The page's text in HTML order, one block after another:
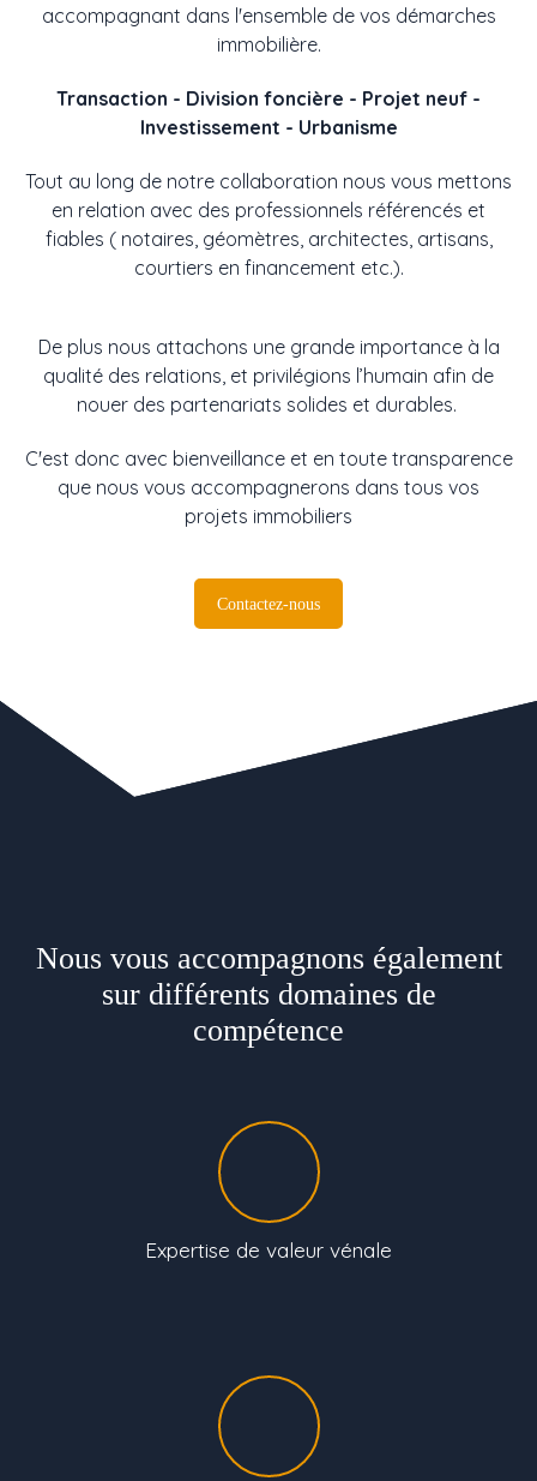
accompagnant dans l'ensemble de vos démarches
immobilière.
Transaction - Division foncière - Projet neuf -
Investissement - Urbanisme
Tout au long de notre collaboration nous vous mettons
en relation avec des professionnels référencés et
fiables ( notaires, géomètres, architectes, artisans,
courtiers en financement etc.).
De plus nous attachons une grande importance à la
qualité des relations, et privilégions l’humain afin de
nouer des partenariats solides et durables.
C'est donc avec bienveillance et en toute transparence
que nous vous accompagnerons dans tous vos
projets immobiliers
Contactez-nous
Nous vous accompagnons également
sur différents domaines de
compétence
Expertise de valeur vénale